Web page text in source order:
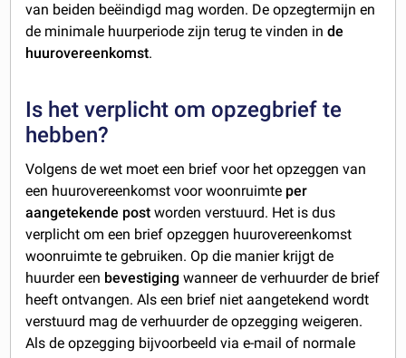
van beiden beëindigd mag worden. De opzegtermijn en
de minimale huurperiode zijn terug te vinden in de
huurovereenkomst.
Is het verplicht om opzegbrief te
hebben?
Volgens de wet moet een brief voor het opzeggen van
een huurovereenkomst voor woonruimte per
aangetekende post worden verstuurd. Het is dus
verplicht om een brief opzeggen huurovereenkomst
woonruimte te gebruiken. Op die manier krijgt de
huurder een bevestigingwanneer de verhuurder de brief
heeft ontvangen. Als een brief niet aangetekend wordt
verstuurd mag de verhuurder de opzegging weigeren.
Als de opzegging bijvoorbeeld via e-mail of normale